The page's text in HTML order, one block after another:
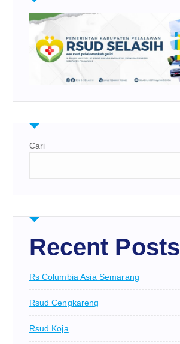
Cari
Recent Posts
Rs Columbia Asia Semarang
Rsud Cengkareng
Rsud Koja